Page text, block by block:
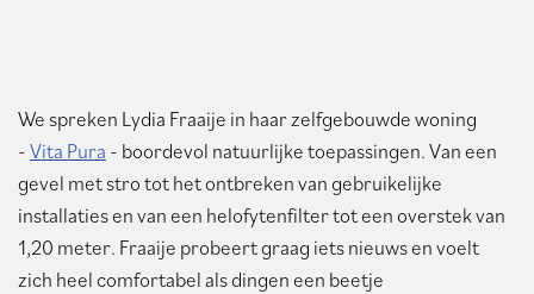
We spreken Lydia Fraaije in haar zelfgebouwde woning
-Vita Pura - boordevol natuurlijke toepassingen. Van een
gevel met stro tot het ontbreken van gebruikelijke
installaties en van een helofytenfilter tot een overstek van
1,20 meter. Fraaije probeert graag iets nieuws en voelt
zich heel comfortabel als dingen een beetje